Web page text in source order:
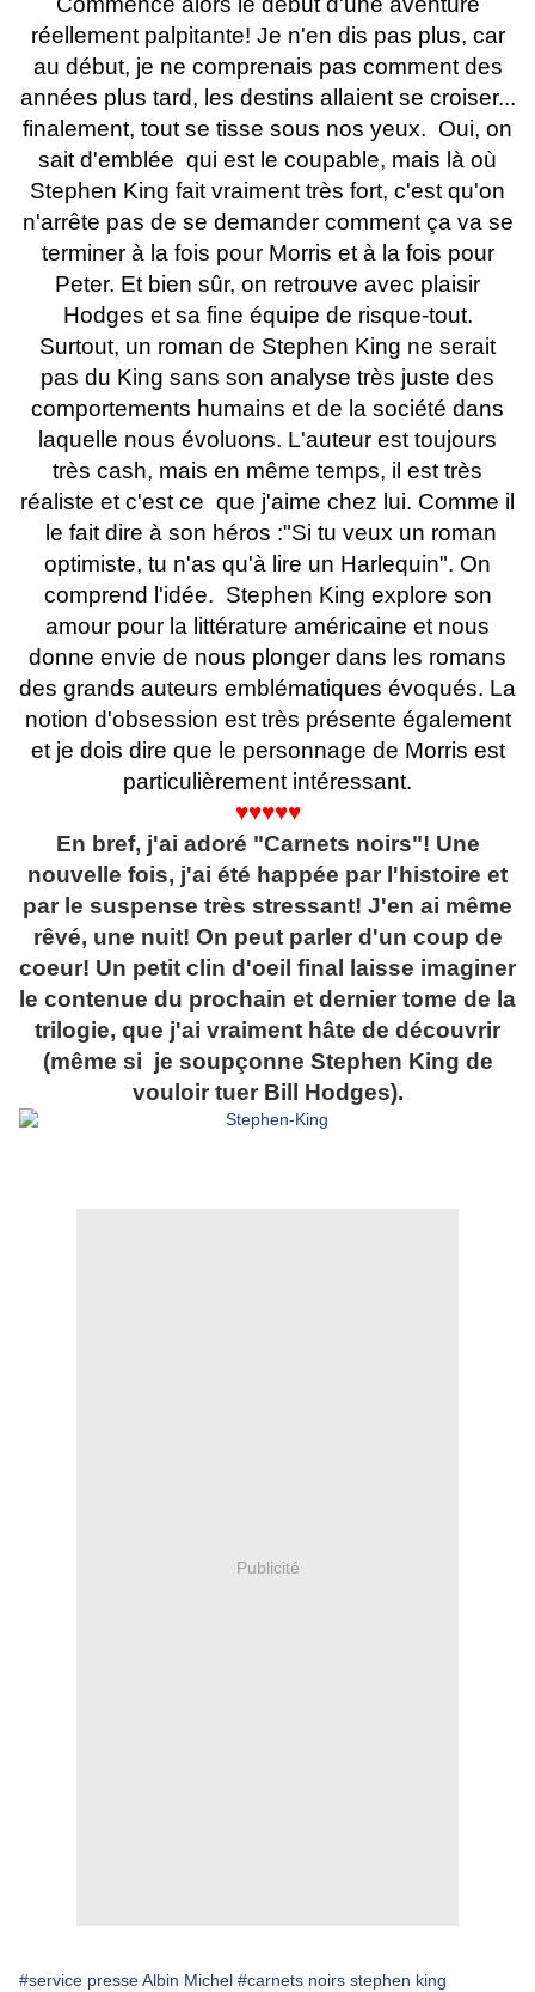
réellement palpitante! Je n'en dis pas plus, car
au début, je ne comprenais pas comment des
années plus tard, les destins allaient se croiser...
finalement, tout se tisse sous nos yeux. Oui, on
sait d'emblée qui est le coupable, mais là où
Stephen King fait vraiment très fort, c'est qu'on
n'arrête pas de se demander comment ça va se
terminer à la fois pour Morris et à la fois pour
Peter. Et bien sûr, on retrouve avec plaisir
Hodges et sa fine équipe de risque-tout.
Surtout, un roman de Stephen King ne serait
pas du King sans son analyse très juste des
comportements humains et de la société dans
laquelle nous évoluons. L'auteur est toujours
très cash, mais en même temps, il est très
réaliste et c'est ce que j'aime chez lui. Comme il
le fait dire à son héros :"Si tu veux un roman
optimiste, tu n'as qu'à lire un Harlequin". On
comprend l'idée. Stephen King explore son
amour pour la littérature américaine et nous
donne envie de nous plonger dans les romans
des grands auteurs emblématiques évoqués. La
notion d'obsession est très présente également
et je dois dire que le personnage de Morris est
particulièrement intéressant.
♥♥♥♥♥
En bref, j'ai adoré "Carnets noirs"! Une
nouvelle fois, j'ai été happée par l'histoire et
par le suspense très stressant! J'en ai même
rêvé, une nuit! On peut parler d'un coup de
coeur! Un petit clin d'oeil final laisse imaginer
le contenue du prochain et dernier tome de la
trilogie, que j'ai vraiment hâte de découvrir
(même si je soupçonne Stephen King de
vouloir tuer Bill Hodges).
Publicité
#service presse Albin Michel #carnets noirs stephen king